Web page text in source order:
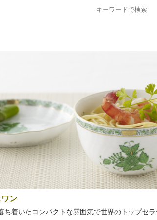
ン
着いたコンパクトな雰囲気で世界のトップセラ